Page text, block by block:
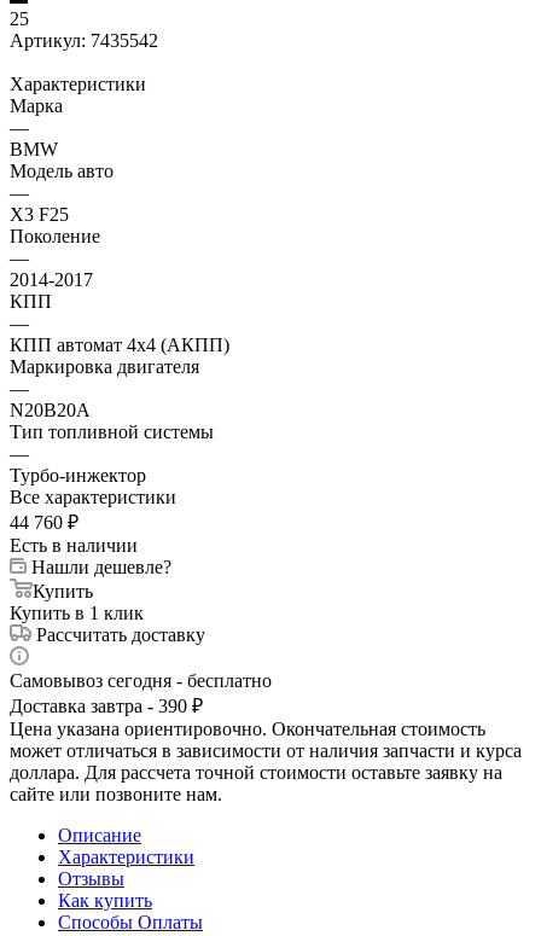
25
Артикул: 7435542
Характеристики
Марка
—
BMW
Модель авто
—
X3 F25
Поколение
—
2014-2017
КПП
—
КПП автомат 4х4 (АКПП)
Маркировка двигателя
—
N20B20A
Тип топливной системы
—
Турбо-инжектор
Все характеристики
44 760 ₽
Есть в наличии
Нашли дешевле?
Купить
Купить в 1 клик
Рассчитать доставку
Самовывоз сегодня - бесплатно
Доставка завтра - 390 ₽
Цена указана ориентировочно. Окончательная стоимость
может отличаться в зависимости от наличия запчасти и курса
доллара. Для рассчета точной стоимости оставьте заявку на
сайте или позвоните нам.
Описание
Характеристики
Отзывы
Как купить
Способы Оплаты